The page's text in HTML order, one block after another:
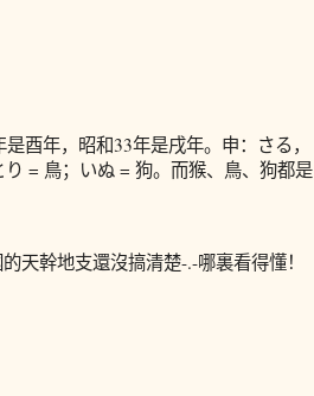
酉年，昭和33年是戌年。申：さる，
= 鳥；いぬ = 狗。而猴、鳥、狗都是
天幹地支還沒搞清楚-.-哪裏看得懂！